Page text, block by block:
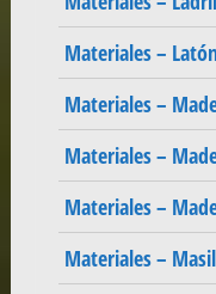
Materiales –
Materiales –
Materiales –
Materiales –
Materiales –